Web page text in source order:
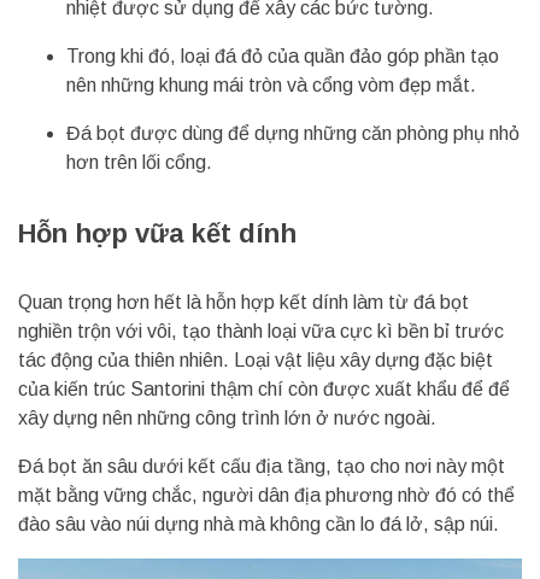
nhiệt được sử dụng để xây các bức tường.
Trong khi đó, loại đá đỏ của quần đảo góp phần tạo
nên những khung mái tròn và cổng vòm đẹp mắt.
Đá bọt được dùng để dựng những căn phòng phụ nhỏ
hơn trên lối cổng.
Hỗn hợp vữa kết dính
Quan trọng hơn hết là hỗn hợp kết dính làm từ đá bọt
nghiền trộn với vôi, tạo thành loại vữa cực kì bền bỉ trước
tác động của thiên nhiên. Loại vật liệu xây dựng đặc biệt
của kiến trúc Santorini thậm chí còn được xuất khẩu để để
xây dựng nên những công trình lớn ở nước ngoài.
Đá bọt ăn sâu dưới kết cấu địa tầng, tạo cho nơi này một
mặt bằng vững chắc, người dân địa phương nhờ đó có thể
đào sâu vào núi dựng nhà mà không cần lo đá lở, sập núi.